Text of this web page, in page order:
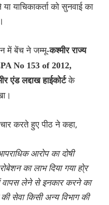
याचिकाकर्ता को सुनवाई का
में बेंच ने जम्मू-कश्मीर राज्य
No 153 of 2012,
एंड लद्दाख हाईकोर्टके
करते हुए पीठ ने कहा,
आरोप का दोषी
का लाभ दिया गया हो्र
वापस लेने से इनकार करने का
सेवा किसी अन्य विभाग की